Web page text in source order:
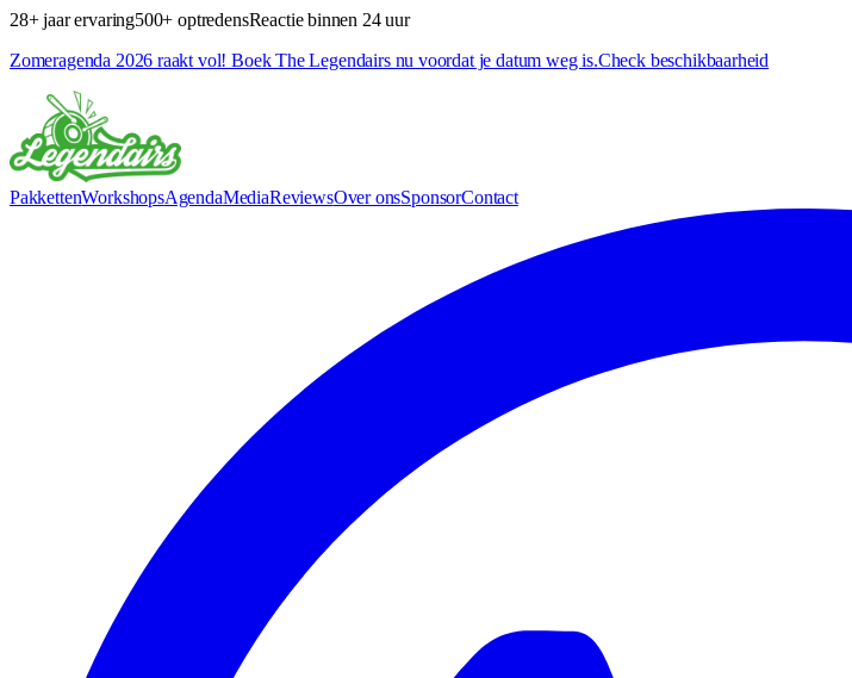
28+ jaar ervaring500+ optredensReactie binnen 24 uur
Zomeragenda 2026 raakt vol! Boek The Legendairs nu voordat je datum weg is.Check beschikbaarheid
PakkettenWorkshopsAgendaMediaReviewsOver onsSponsorContact